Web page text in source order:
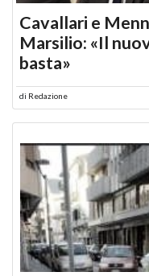
Cavallari e
Marsilio: «Il
basta»
di Redazione